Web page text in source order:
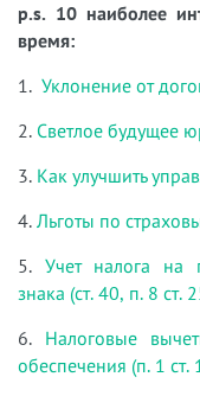
p.s. 10 наиболее
время:
1. Уклонение от
2. Светлое будущее
3. Как улучшить
4. Льготы по
5. Учет налога на
знака (ст. 40, п. 8 ст.
6. Налоговые
обеспечения (п. 1